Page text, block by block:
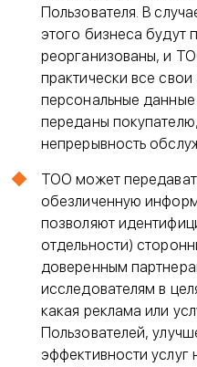
Пользователя. В
этого бизнеса будут
реорганизованы, и
практически все
персональные данные
переданы
непрерывность
ТОО может
обезличенную
позволяют
отдельности)
доверенным
исследователям в
какая реклама или
Пользователей,
эффективности услуг